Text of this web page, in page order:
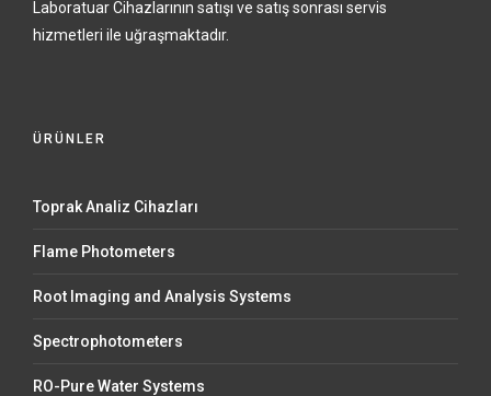
Laboratuar Cihazlarının satışı ve satış sonrası servis
hizmetleri ile uğraşmaktadır.
ÜRÜNLER
Toprak Analiz Cihazları
Flame Photometers
Root Imaging and Analysis Systems
Spectrophotometers
RO-Pure Water Systems